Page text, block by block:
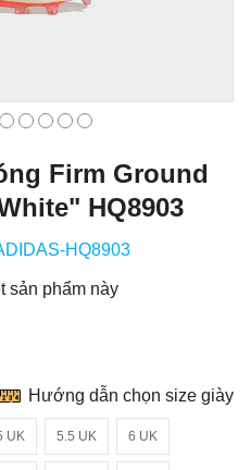
Firm Ground
HQ8903
HQ8903
sản phẩm này
UK 5.5 UK 6 UK
Hướng dẫn chọn size giày